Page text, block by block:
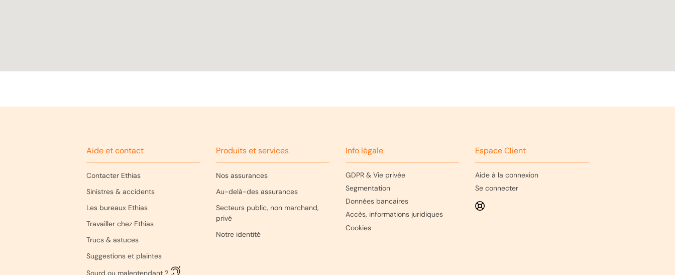
Aide et contact
Contacter Ethias
Sinistres & accidents
Les bureaux Ethias
Travailler chez Ethias
Trucs & astuces
Suggestions et plaintes
Sourd ou malentendant ?
Produits et services
Nos assurances
Au-delà-des assurances
Secteurs public, non marchand,
privé
Notre identité
Info légale
GDPR & Vie privée
Segmentation
Données bancaires
Accès, informations juridiques
Cookies
Espace Client
Aide à la connexion
Se connecter